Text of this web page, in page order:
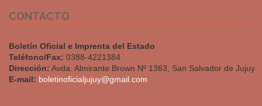
CONTACTO
Boletín Oficial e Imprenta del Estado
Teléfono/Fax: 0388-4221384
Dirección: Avda. Almirante Brown Nº 1363, San Salvador de Jujuy
E-mail: boletinoficialjujuy@gmail.com